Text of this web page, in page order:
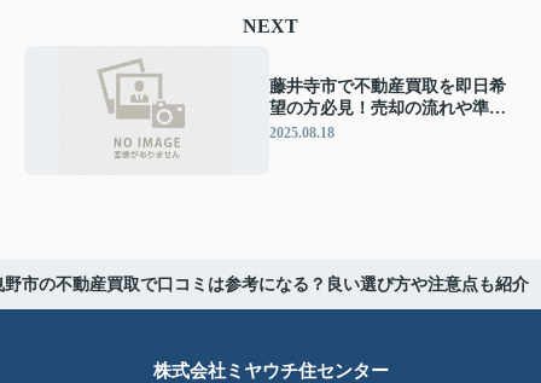
NEXT
藤井寺市で不動産買取を即日希
望の方必見！売却の流れや準備
ポイントもご紹介
2025.08.18
野市の不動産買取で口コミは参考になる？良い選び方や注意点も紹介
株式会社ミヤウチ住センター